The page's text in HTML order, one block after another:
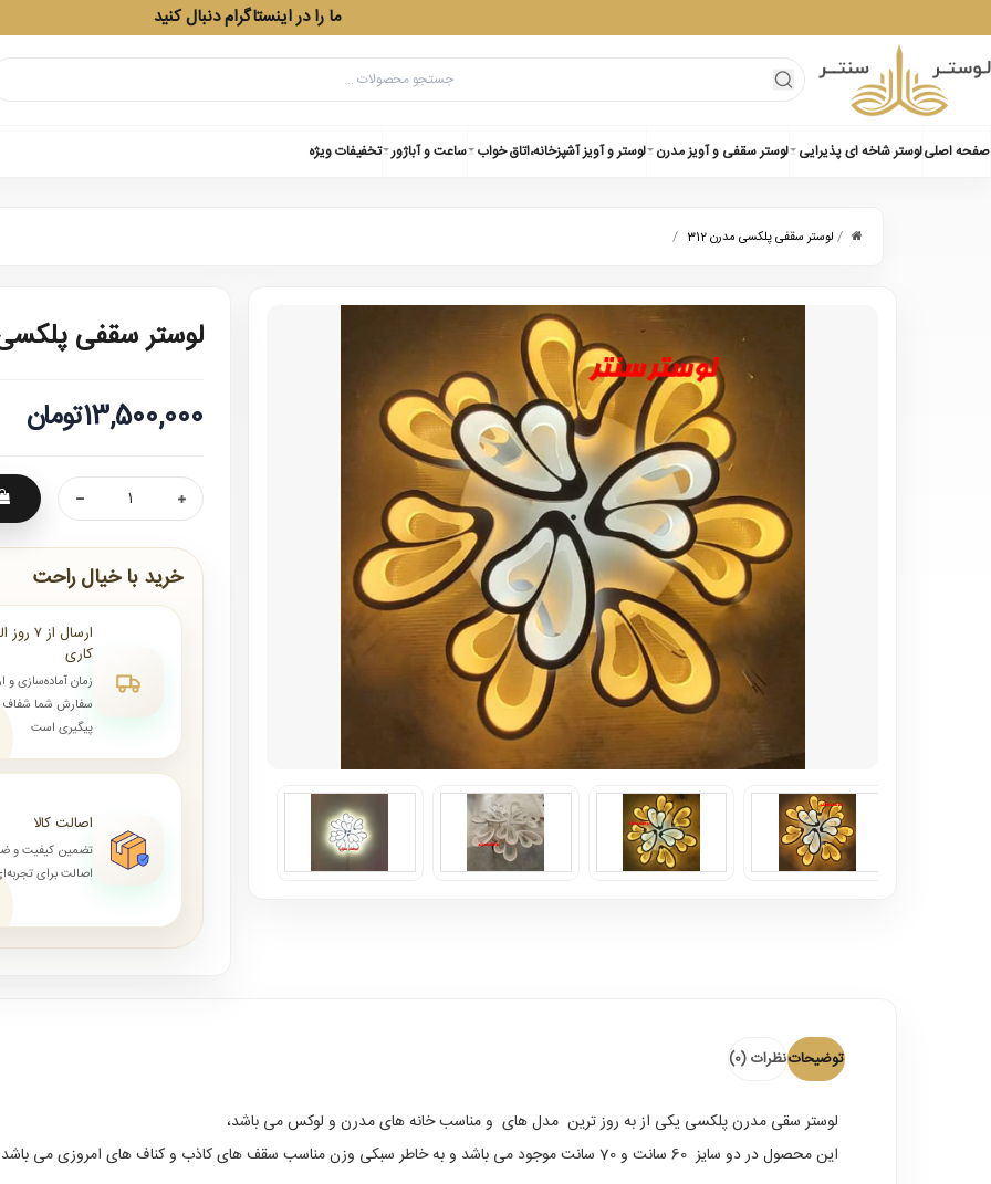
ما را در اینستاگرام دنبال کنید
صفحه اصلیلوستر شاخه ای پذیرایی لوستر سقفی و آویز مدرن لوستر و آویز آشپزخانه،اتاق خواب ساعت و آباژور تخفیفات ویژه
/ لوستر سقفی پلکسی مدرن 312 /
لوستر سقفی پلکسی
13,500,000تومان
خرید با خیال راحت
کاری
زمان آماده‌سازی و
سفارش شما شفاف
پیگیری است
اصالت کالا
تضمین کیفیت و
اصالت برای
توضیحاتنظرات (0)
لوستر سقی مدرن پلکسی یکی از به روز ترین مدل های و مناسب خانه های مدرن و لوکس می باشد،
این محصول در دو سایز 60 سانت و 70 سانت موجود می باشد و به خاطر سبکی وزن مناسب سقف های کاذب و کناف های امروزی می باشد.